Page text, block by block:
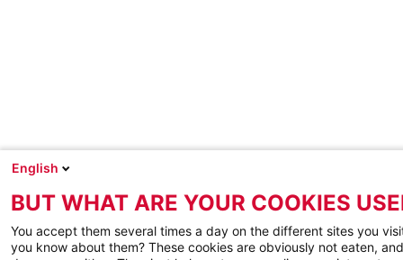
English
BUT WHAT ARE YOUR COOKIES
You accept them several times a day on the different sites you
you know about them? These cookies are obviously not eaten,